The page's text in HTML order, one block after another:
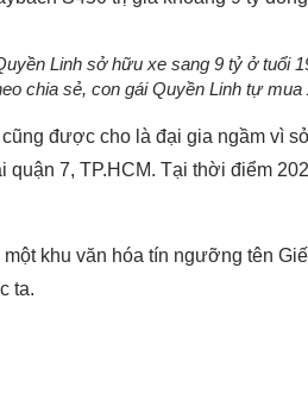
Linh sở hữu xe sang 9 tỷ ở tuổi
chia sẻ, con gái Quyền Linh tự
cũng được cho là đại gia ngầm vì
quận 7, TP.HCM. Tại thời điểm
khu văn hóa tín ngưỡng tên
ta.